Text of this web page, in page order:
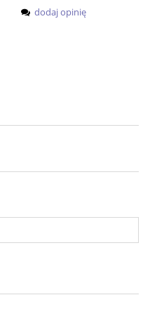
dodaj opinię